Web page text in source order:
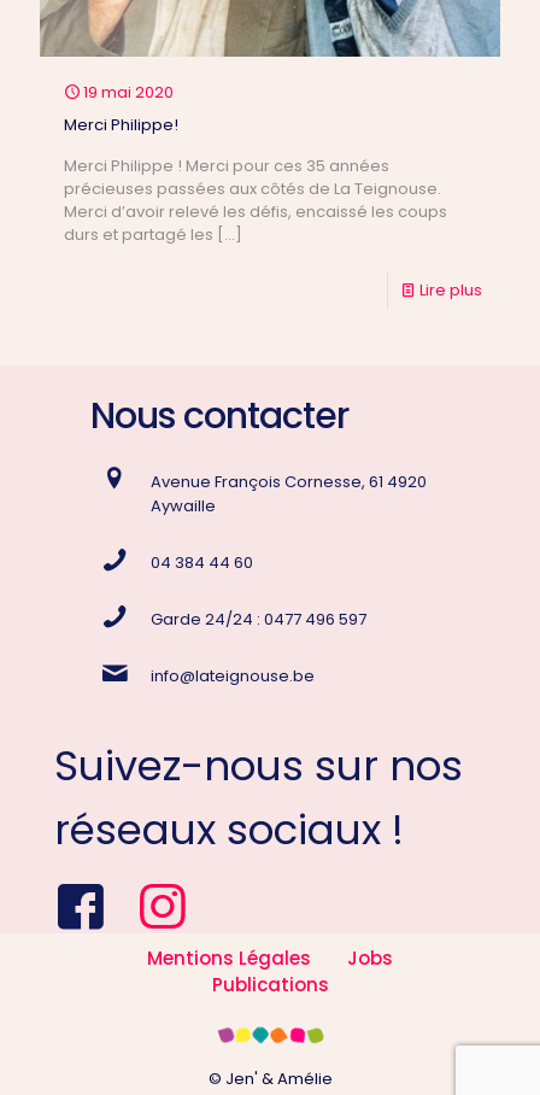
19 mai 2020
Merci Philippe!
Merci Philippe ! Merci pour ces 35 années
précieuses passées aux côtés de La Teignouse.
Merci d’avoir relevé les défis, encaissé les coups
durs et partagé les […]
Lire plus
Nous contacter
Avenue François Cornesse, 61 4920
Aywaille
04 384 44 60
Garde 24/24 : 0477 496 597
info@lateignouse.be
Suivez-nous sur nos
réseaux sociaux !
Mentions Légales
Jobs
Publications
© Jen' & Amélie